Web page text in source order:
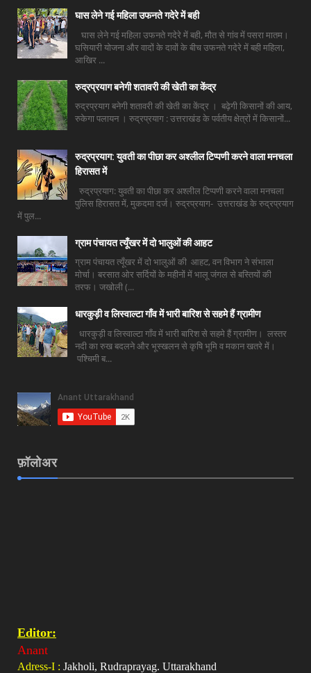
घास लेने गई महिला उफनते गदेरे में बही
घास लेने गई महिला उफनते गदेरे में बही, मौत से गांव में पसरा मातम।
घसियारी योजना और वादों के दावों के बीच उफनते गदेरे में बही महिला,
आखिर ...
रुद्रप्रयाग बनेगी शतावरी की खेती का केंद्र
रुद्रप्रयाग बनेगी शतावरी की खेती का केंद्र । बढ़ेगी किसानों की आय,
रुकेगा पलायन । रुद्रप्रयाग : उत्तराखंड के पर्वतीय क्षेत्रों में किसानों...
रुद्रप्रयाग: युवती का पीछा कर अश्लील टिप्पणी करने वाला मनचला
हिरासत में
रुद्रप्रयाग: युवती का पीछा कर अश्लील टिप्पणी करने वाला मनचला
पुलिस हिरासत में, मुकदमा दर्ज। रुद्रप्रयाग- उत्तराखंड के रुद्रप्रयाग
में पुल...
ग्राम पंचायत त्यूँखर में दो भालुओं की आहट
ग्राम पंचायत त्यूँखर में दो भालुओं की आहट, वन विभाग ने संभाला
मोर्चा। बरसात ओर सर्दियों के महीनों में भालू जंगल से बस्तियों की
तरफ। जखोली (...
धारकुड़ी व लिस्वाल्टा गाँव में भारी बारिश से सहमे हैं ग्रामीण
धारकुड़ी व लिस्वाल्टा गाँव में भारी बारिश से सहमे हैं ग्रामीण। लस्तर
नदी का रुख बदलने और भूस्खलन से कृषि भूमि व मकान खतरे में।
पश्चिमी ब...
फ़ॉलोअर
Editor:
Anant
Adress-I : Jakholi, Rudraprayag. Uttarakhand